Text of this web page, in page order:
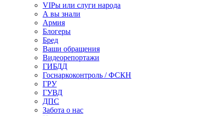
VIPы или слуги народа
А вы знали
Армия
Блогеры
Бред
Ваши обращения
Видеорепортажи
ГИБДД
Госнаркоконтроль / ФСКН
ГРУ
ГУВД
ДПС
Забота о нас